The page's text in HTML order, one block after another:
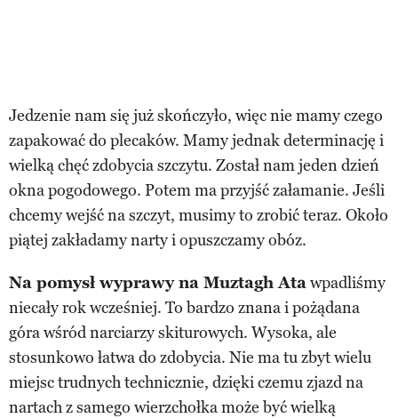
Jedzenie nam się już skończyło, więc nie mamy czego
zapakować do plecaków. Mamy jednak determinację i
wielką chęć zdobycia szczytu. Został nam jeden dzień
okna pogodowego. Potem ma przyjść załamanie. Jeśli
chcemy wejść na szczyt, musimy to zrobić teraz. Około
piątej zakładamy narty i opuszczamy obóz.
Na pomysł wyprawy na Muztagh Atawpadliśmy
niecały rok wcześniej. To bardzo znana i pożądana
góra wśród narciarzy skiturowych. Wysoka, ale
stosunkowo łatwa do zdobycia. Nie ma tu zbyt wielu
miejsc trudnych technicznie, dzięki czemu zjazd na
nartach z samego wierzchołka może być wielką